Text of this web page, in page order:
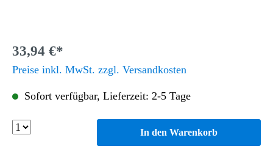
33,94 €*
Preise inkl. MwSt. zzgl. Versandkosten
Sofort verfügbar, Lieferzeit: 2-5 Tage
In den Warenkorb